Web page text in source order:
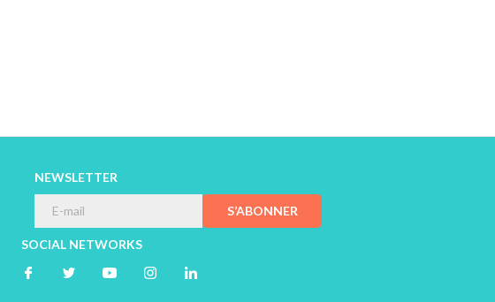
NEWSLETTER
S’ABONNER
SOCIAL NETWORKS